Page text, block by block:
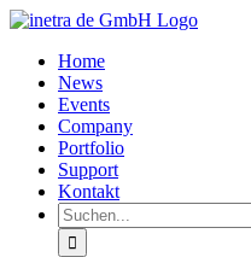
Zum
springenHome
News
Events
Company
Portfolio
Support
Kontakt
Suche
nach: